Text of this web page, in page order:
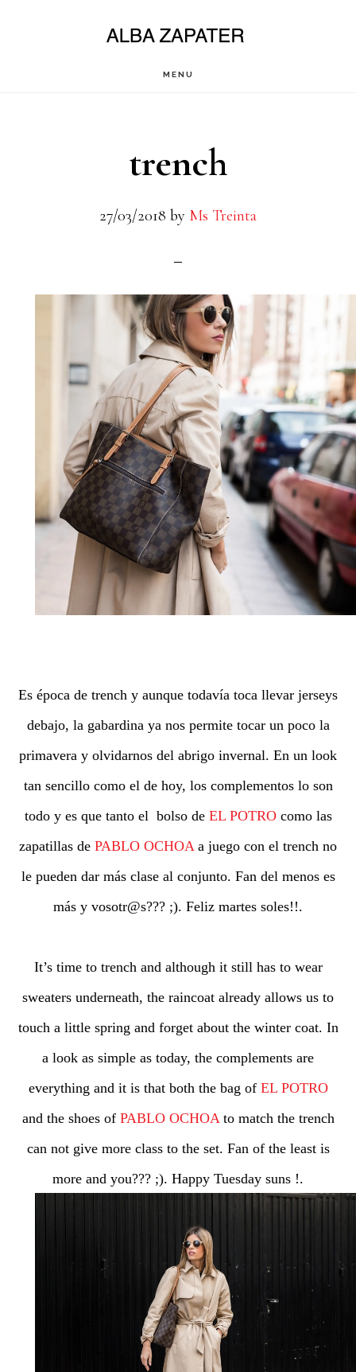
MENU
trench
27/03/2018 by Ms Treinta
Es época de trench y aunque todavía toca llevar jerseys
debajo, la gabardina ya nos permite tocar un poco la
primavera y olvidarnos del abrigo invernal. En un look
tan sencillo como el de hoy, los complementos lo son
todo y es que tanto el bolso de EL POTRO como las
zapatillas de PABLO OCHOA a juego con el trench no
le pueden dar más clase al conjunto. Fan del menos es
más y vosotr@s??? ;). Feliz martes soles!!.
It’s time to trench and although it still has to wear
sweaters underneath, the raincoat already allows us to
touch a little spring and forget about the winter coat. In
a look as simple as today, the complements are
everything and it is that both the bag ofEL POTRO
and the shoes of PABLO OCHOAto match the trench
can not give more class to the set. Fan of the least is
more and you??? ;). Happy Tuesday suns !.